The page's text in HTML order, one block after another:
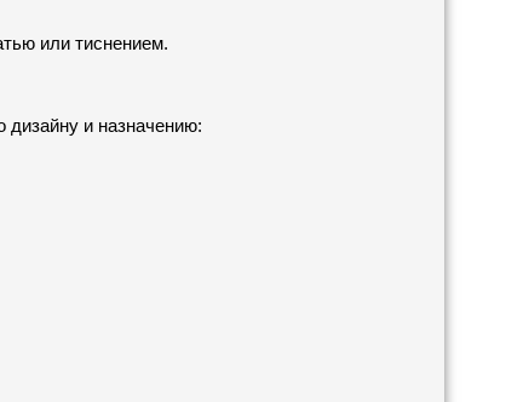
или тиснением.
и назначению: